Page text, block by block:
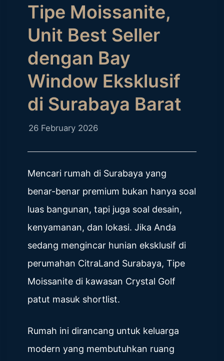
Tipe Moissanite,
Unit Best Seller
dengan Bay
Window Eksklusif
di Surabaya Barat
26 February 2026
Mencari rumah di Surabaya yang
benar-benar premium bukan hanya soal
luas bangunan, tapi juga soal desain,
kenyamanan, dan lokasi. Jika Anda
sedang mengincar hunian eksklusif di
perumahan CitraLand Surabaya, Tipe
Moissanite di kawasan Crystal Golf
patut masuk shortlist.
Rumah ini dirancang untuk keluarga
modern yang membutuhkan ruang